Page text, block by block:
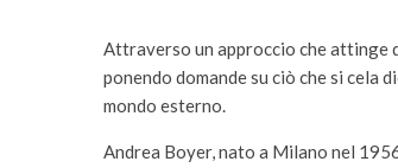
Attraverso un approccio che attinge
ponendo domande su ciò che si cela
mondo esterno.
Andrea Boyer, nato a Milano nel